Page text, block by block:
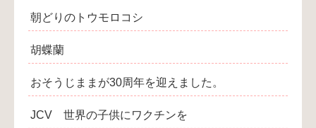
朝どりのトウモロコシ
胡蝶蘭
おそうじままが30周年を迎えました。
JCV 世界の子供にワクチンを